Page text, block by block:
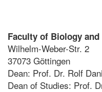
Faculty of Biology
Wilhelm-Weber-Str. 2
37073 Göttingen
Dean: Prof. Dr. Rolf
Dean of Studies: Prof.